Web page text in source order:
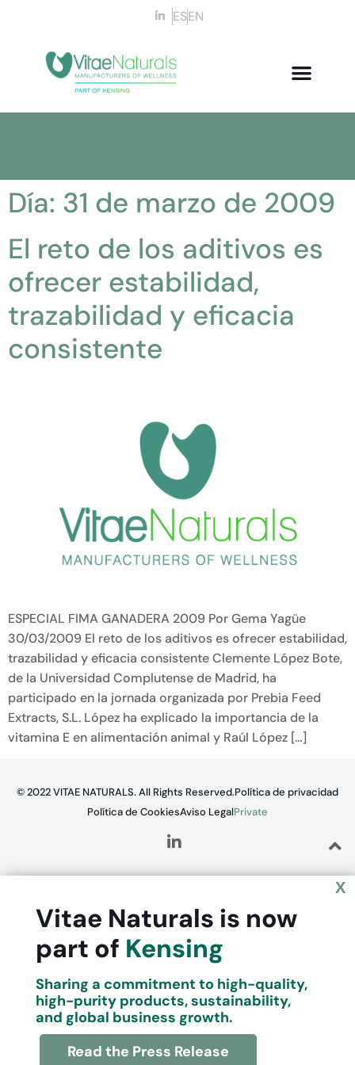
ESEN
Día: 31 de marzo de 2009
El reto de los aditivos es
ofrecer estabilidad,
trazabilidad y eficacia
consistente
ESPECIAL FIMA GANADERA 2009 Por Gema Yagüe
30/03/2009 El reto de los aditivos es ofrecer estabilidad,
trazabilidad y eficacia consistente Clemente López Bote,
de la Universidad Complutense de Madrid, ha
participado en la jornada organizada por Prebia Feed
Extracts, S.L. López ha explicado la importancia de la
vitamina E en alimentación animal y Raúl López […]
© 2022 VITAE NATURALS. All Rights Reserved.Política de privacidad
Política de CookiesAviso LegalPrivate
X
Vitae Naturals is now
part of Kensing
Sharing a commitment to high-quality,
high-purity products, sustainability,
and global business growth.
Read the Press Release